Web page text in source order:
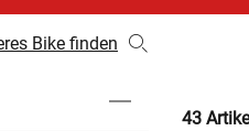
Bike finden
43